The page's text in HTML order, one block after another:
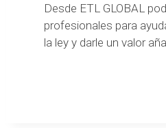
Desde ETL GLOBAL
profesionales para
la ley y darle un valor